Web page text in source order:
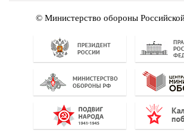
© Министерство обороны